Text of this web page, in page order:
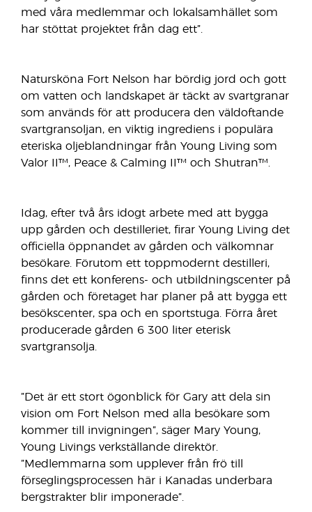
med våra medlemmar och lokalsamhället som
har stöttat projektet från dag ett”.
Natursköna Fort Nelson har bördig jord och gott
om vatten och landskapet är täckt av svartgranar
som används för att producera den väldoftande
svartgransoljan, en viktig ingrediens i populära
eteriska oljeblandningar från Young Living som
Valor II™, Peace & Calming II™ och Shutran™.
Idag, efter två års idogt arbete med att bygga
upp gården och destilleriet, firar Young Living det
officiella öppnandet av gården och välkomnar
besökare. Förutom ett toppmodernt destilleri,
finns det ett konferens- och utbildningscenter på
gården och företaget har planer på att bygga ett
besökscenter, spa och en sportstuga. Förra året
producerade gården 6 300 liter eterisk
svartgransolja.
”Det är ett stort ögonblick för Gary att dela sin
vision om Fort Nelson med alla besökare som
kommer till invigningen”, säger Mary Young,
Young Livings verkställande direktör.
”Medlemmarna som upplever från frö till
förseglingsprocessen här i Kanadas underbara
bergstrakter blir imponerade”.